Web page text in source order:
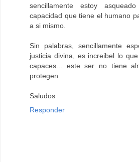
sencillamente estoy
capacidad que tiene el humano
a si mismo.
Sin palabras, sencillamente
justicia divina, es increibel lo
capaces... este ser no tiene
protegen.
Saludos
Responder